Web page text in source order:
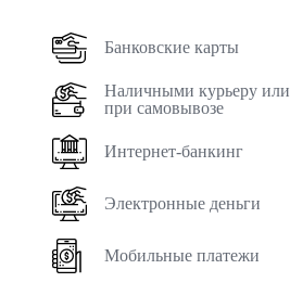
Банковские карты
Наличными курьеру или
при самовывозе
Интернет-банкинг
Электронные деньги
Мобильные платежи